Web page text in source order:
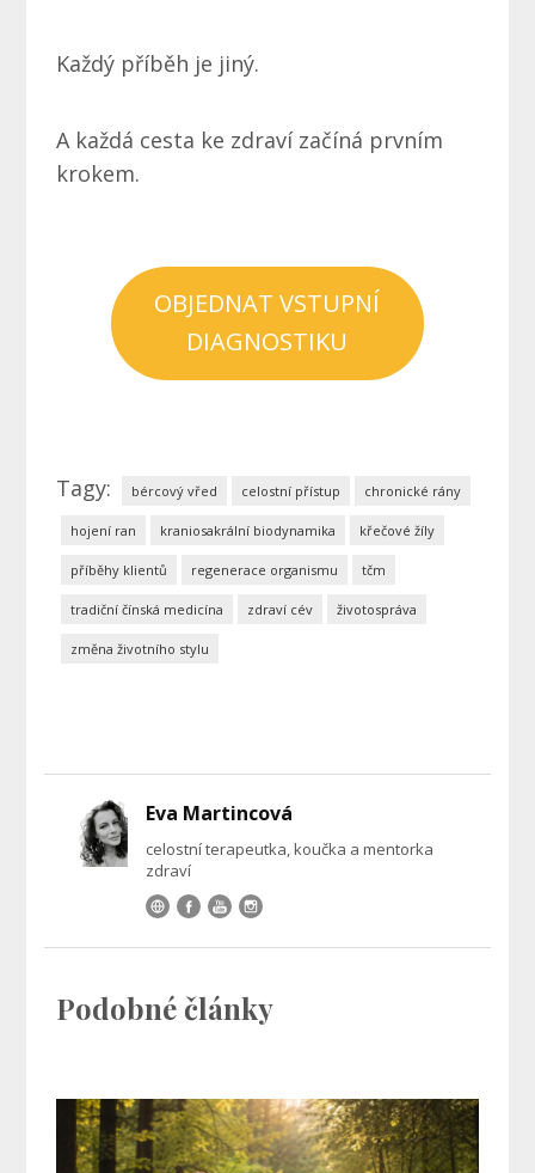
Každý příběh je jiný.
A každá cesta ke zdraví začíná prvním
krokem.
OBJEDNAT VSTUPNÍ
DIAGNOSTIKU
Tagy: bércový vřed celostní přístup chronické rány
hojení ran kraniosakrální biodynamika křečové žíly
příběhy klientů regenerace organismu tčm
tradiční čínská medicína zdraví cév životospráva
změna životního stylu
Eva Martincová
celostní terapeutka, koučka a mentorka
zdraví
Podobné články